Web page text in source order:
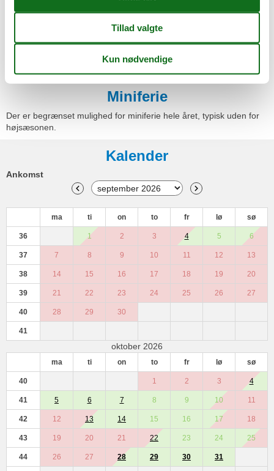
Ovn
TV - fladskærm
Miniferie
Der er begrænset mulighed for miniferie hele året, typisk uden for
højsæsonen.
Kalender
Ankomst
ma ti on to fr lø sø
36 1 2 3 4 5 6
37 7 8 9 10 11 12 13
38 14 15 16 17 18 19 20
39 21 22 23 24 25 26 27
40 28 29 30
41
oktober 2026
ma ti on to fr lø sø
40 1 2 3 4
41 5 6 7 8 9 10 11
42 12 13 14 15 16 17 18
43 19 20 21 22 23 24 25
44 26 27 28 29 30 31